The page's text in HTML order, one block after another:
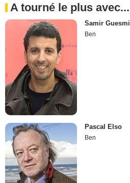
A tourné le plus avec...
Samir Guesmi
Ben
Pascal Elso
Ben